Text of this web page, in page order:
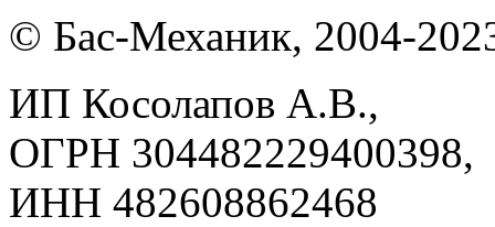
© Бас-Механик, 2004-
ИП Косолапов А.В.,
ОГРН 304482229400398,
ИНН 482608862468